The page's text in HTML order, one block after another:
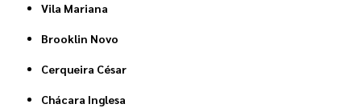
Vila Mariana
Brooklin Novo
Cerqueira César
Chácara Inglesa